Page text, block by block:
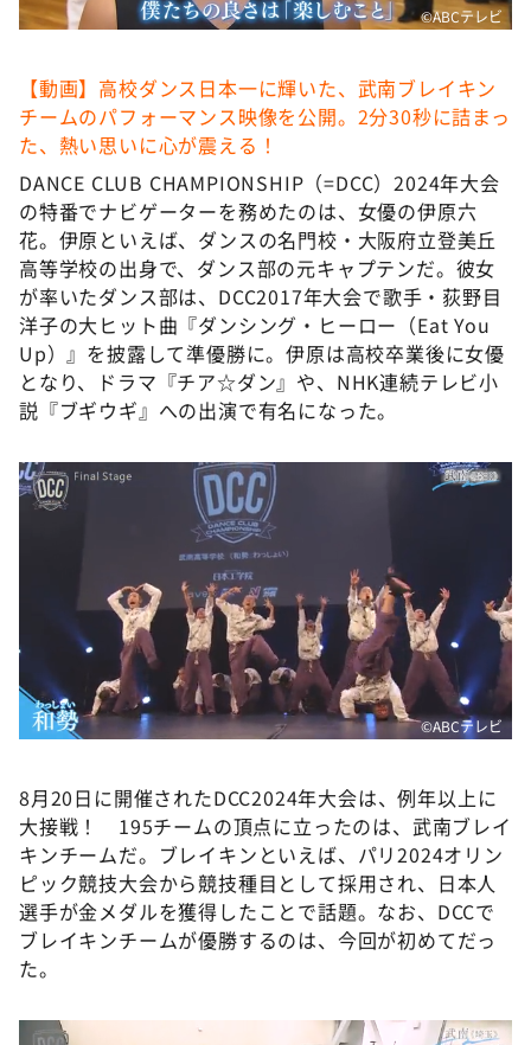
©️ABCテレビ
【動画】高校ダンス日本一に輝いた、武南ブレイキン
チームのパフォーマンス映像を公開。2分30秒に詰まっ
た、熱い思いに心が震える！
DANCE CLUB CHAMPIONSHIP（=DCC）2024年大会
の特番でナビゲーターを務めたのは、女優の伊原六
花。伊原といえば、ダンスの名門校・大阪府立登美丘
高等学校の出身で、ダンス部の元キャプテンだ。彼女
が率いたダンス部は、DCC2017年大会で歌手・荻野目
洋子の大ヒット曲『ダンシング・ヒーロー（Eat You
Up）』を披露して準優勝に。伊原は高校卒業後に女優
となり、ドラマ『チア☆ダン』や、NHK連続テレビ小
説『ブギウギ』への出演で有名になった。
©️ABCテレビ
8月20日に開催されたDCC2024年大会は、例年以上に
大接戦！ 195チームの頂点に立ったのは、武南ブレイ
キンチームだ。ブレイキンといえば、パリ2024オリン
ピック競技大会から競技種目として採用され、日本人
選手が金メダルを獲得したことで話題。なお、DCCで
ブレイキンチームが優勝するのは、今回が初めてだっ
た。